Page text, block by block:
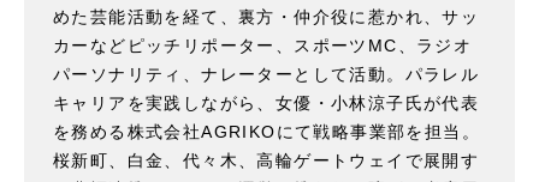
めた芸能活動を経て、裏方・仲介役に惹かれ、サッ
カーなどピッチリポーター、スポーツMC、ラジオ
パーソナリティ、ナレーターとして活動。パラレル
キャリアを実践しながら、女優・小林涼子氏が代表
を務める株式会社AGRIKOにて戦略事業部を担当。
桜新町、白金、代々木、高輪ゲートウェイで展開す